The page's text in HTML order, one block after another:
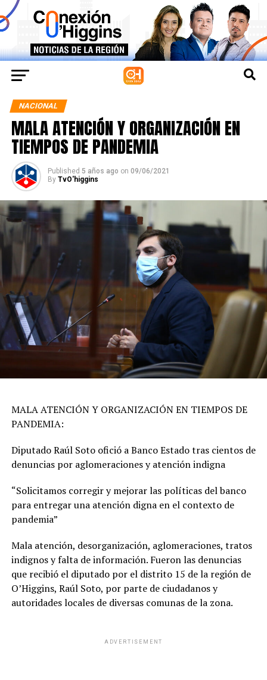
NACIONAL
MALA ATENCIÓN Y ORGANIZACIÓN EN
TIEMPOS DE PANDEMIA
Published 5 años ago on 09/06/2021
By TvO'higgins
MALA ATENCIÓN Y ORGANIZACIÓN EN TIEMPOS DE
PANDEMIA:
Diputado Raúl Soto ofició a Banco Estado tras cientos de
denuncias por aglomeraciones y atención indigna
“Solicitamos corregir y mejorar las políticas del banco
para entregar una atención digna en el contexto de
pandemia”
Mala atención, desorganización, aglomeraciones, tratos
indignos y falta de información. Fueron las denuncias
que recibió el diputado por el distrito 15 de la región de
O’Higgins, Raúl Soto, por parte de ciudadanos y
autoridades locales de diversas comunas de la zona.
ADVERTISEMENT